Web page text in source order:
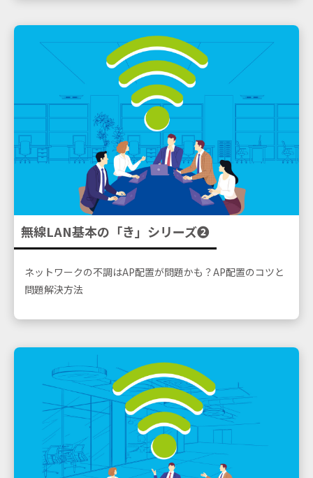
無線LAN基本の「き」シリーズ❷
ネットワークの不調はAP配置が問題かも？ AP配置のコツと
問題解決方法